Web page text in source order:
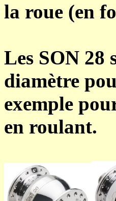
la roue (en
Les SON 28
diamètre
exemple
en roulant.